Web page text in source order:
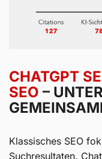
CHATGPT
SEO –
Klassisches SEO
Suchresultaten.